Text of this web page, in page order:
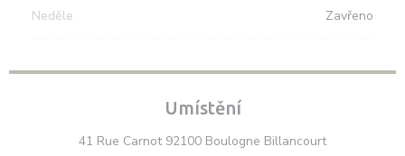
Neděle Zavřeno
Umístění
41 Rue Carnot 92100 Boulogne Billancourt((otevře se v